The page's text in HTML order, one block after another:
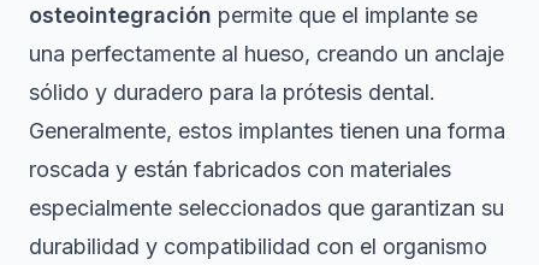
osteointegración permite que el implante se
una perfectamente al hueso, creando un anclaje
sólido y duradero para la prótesis dental.
Generalmente, estos implantes tienen una forma
roscada y están fabricados con materiales
especialmente seleccionados que garantizan su
durabilidad y compatibilidad con el organismo